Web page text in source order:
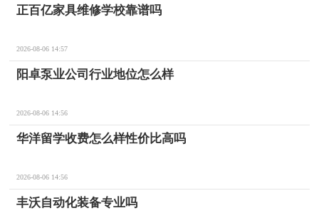
正百亿家具维修学校靠谱吗
2026-08-06 14:57
阳卓泵业公司行业地位怎么样
2026-08-06 14:56
华洋留学收费怎么样性价比高吗
2026-08-06 14:56
丰沃自动化装备专业吗